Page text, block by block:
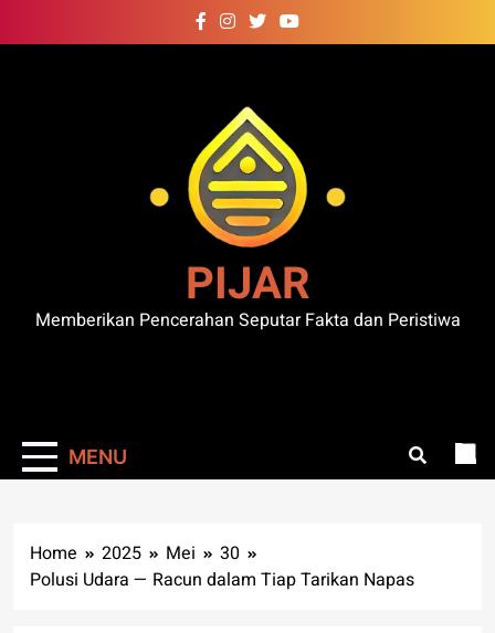
to
PIJAR
Memberikan Pencerahan Seputar Fakta dan Peristiwa
MENU
Home 2025 Mei
30
Polusi Udara — Racun dalam Tiap Tarikan Napas